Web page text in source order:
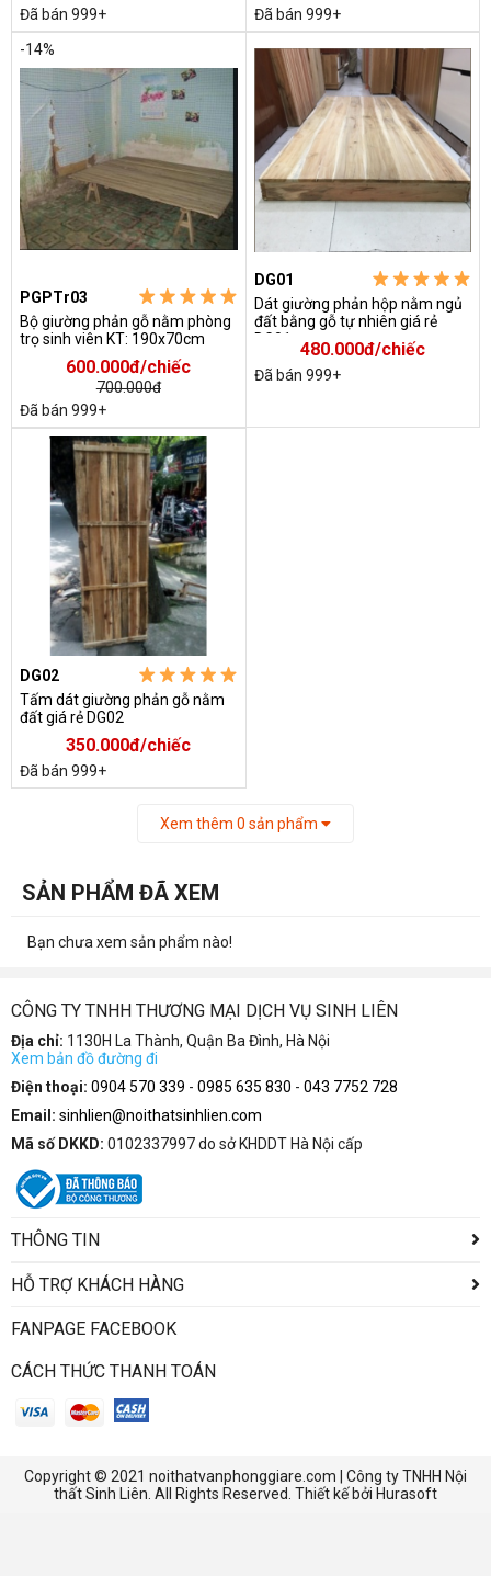
Đã bán 999+
Đã bán 999+
-14%
PGPTr03
Bộ giường phản gỗ nằm phòng
trọ sinh viên KT: 190x70cm
600.000đ/chiếc
700.000đ
Đã bán 999+
DG01
Dát giường phản hộp nằm ngủ
đất bằng gỗ tự nhiên giá rẻ
DG01
480.000đ/chiếc
Đã bán 999+
DG02
Tấm dát giường phản gỗ nằm
đất giá rẻ DG02
350.000đ/chiếc
Đã bán 999+
Xem thêm 0 sản phẩm
SẢN PHẨM ĐÃ XEM
Bạn chưa xem sản phẩm nào!
CÔNG TY TNHH THƯƠNG MẠI DỊCH VỤ SINH LIÊN
Địa chỉ: 1130H La Thành, Quận Ba Đình, Hà Nội
Xem bản đồ đường đi
Điện thoại: 0904 570 339 - 0985 635 830 - 043 7752 728
Email: sinhlien@noithatsinhlien.com
Mã số DKKD: 0102337997 do sở KHDDT Hà Nội cấp
THÔNG TIN
HỖ TRỢ KHÁCH HÀNG
FANPAGE FACEBOOK
CÁCH THỨC THANH TOÁN
Copyright © 2021 noithatvanphonggiare.com | Công ty TNHH Nội
thất Sinh Liên. All Rights Reserved. Thiết kế bởi Hurasoft